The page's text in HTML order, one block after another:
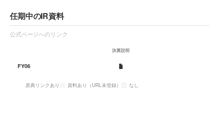
任期中のIR資料
公式ページへのリンク
決算説明
FY06
原典リンクあり 資料あり（URL未登録） なし